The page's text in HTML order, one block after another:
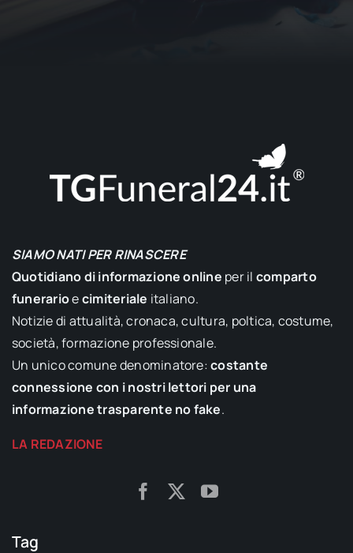
SIAMO NATI PER RINASCERE
Quotidiano di informazione online per il comparto
funerarioecimiteriale italiano.
Notizie di attualità, cronaca, cultura, poltica, costume,
società, formazione professionale.
Un unico comune denominatore:costante
connessione con i nostri lettori per una
informazione trasparente no fake.
LA REDAZIONE
Tag